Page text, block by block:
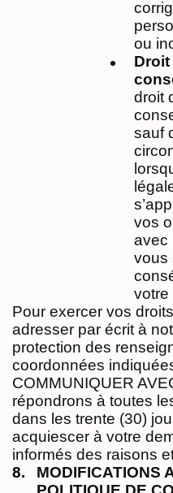
ou
droit
sauf
vos
avec
vous
votre
Pour exercer vos
adresser par écrit à
protection des
coordonnées
COMMUNIQUER
répondrons à toutes
dans les trente (30)
acquiescer à votre
informés des raisons
MODIFICATIONS